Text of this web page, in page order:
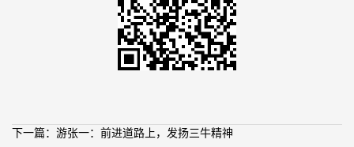
下一篇：游张一：前进道路上，发扬三牛精神